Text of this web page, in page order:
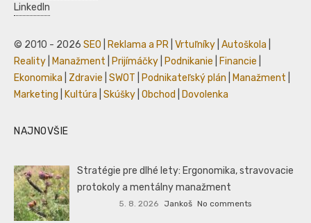
LinkedIn
© 2010 - 2026 SEO Reklama a PR Vrtuľníky Autoškola
Reality
Manažment Prijímáčky Podnikanie Financie
Ekonomika
Zdravie SWOT Podnikateľský plán Manažment
Marketing
Kultúra Skúšky Obchod Dovolenka
NAJNOVŠIE
Stratégie pre dlhé lety: Ergonomika, stravovacie
protokoly a mentálny manažment
5. 8. 2026 Jankoš No comments